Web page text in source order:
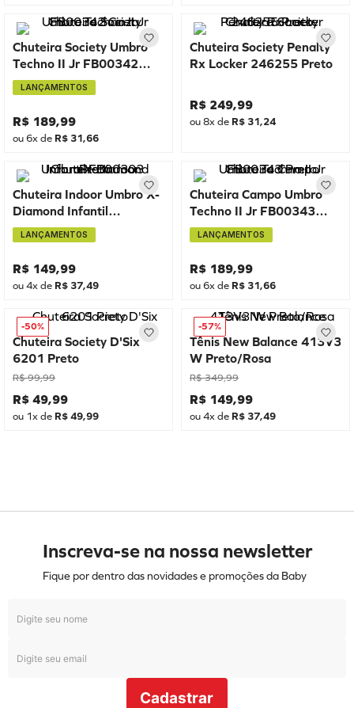
Chuteira Society Umbro
Techno II Jr FB00342
Cinza
LANÇAMENTOS
R$ 189,99
ou6x de R$ 31,66
Chuteira Society Penalty
Rx Locker 246255 Preto
R$ 249,99
ou8x de R$ 31,24
Chuteira Indoor Umbro X-
Diamond Infantil
FB00303 Preto
LANÇAMENTOS
R$ 149,99
ou4x de R$ 37,49
Chuteira Campo Umbro
Techno II Jr FB00343
Preto
LANÇAMENTOS
R$ 189,99
ou6x de R$ 31,66
-50%
Chuteira Society D'Six
6201 Preto
R$ 99,99
R$ 49,99
ou 1x de R$49,99
-57%
Tênis New Balance 413V3
W Preto/Rosa
R$ 349,99
R$ 149,99
ou4x de R$ 37,49
Inscreva-se na nossa newsletter
Fique por dentro das novidades e promoções da Baby
Cadastrar